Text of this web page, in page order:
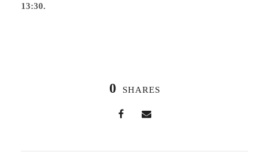
13:30.
0 SHARES